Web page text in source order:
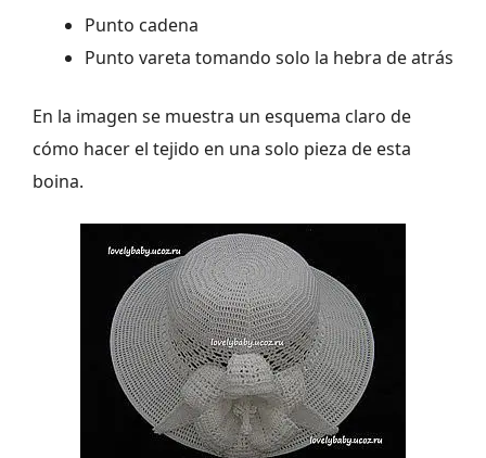
Punto cadena
Punto vareta tomando solo la hebra de atrás
En la imagen se muestra un esquema claro de
cómo hacer el tejido en una solo pieza de esta
boina.